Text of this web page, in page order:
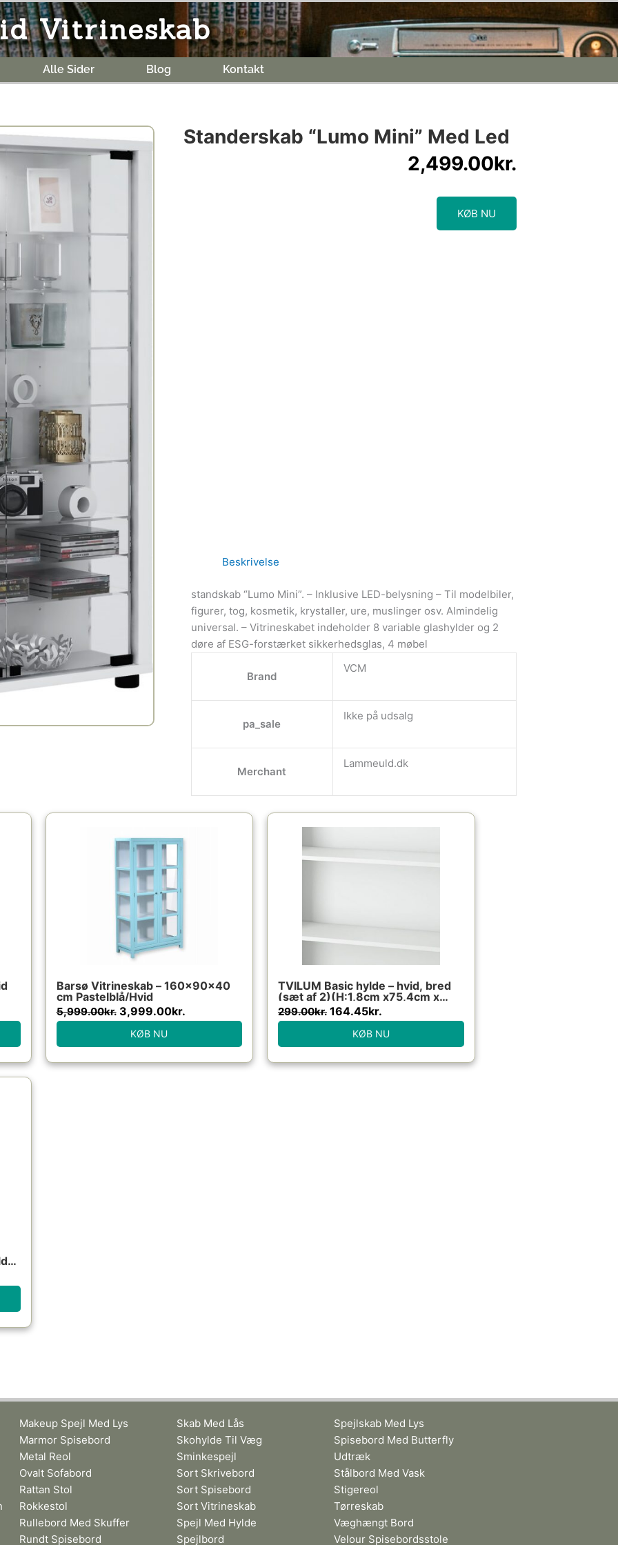
Vitrineskab
Alle Sider Blog Kontakt
Standerskab “Lumo Mini” Med Led
2,499.00kr.
KØB NU
Beskrivelse
standskab “Lumo Mini”. – Inklusive LED-belysning – Til modelbiler,
figurer, tog, kosmetik, krystaller, ure, muslinger osv. Almindelig
universal. – Vitrineskabet indeholder 8 variable glashylder og 2
døre af ESG-forstærket sikkerhedsglas, 4 møbel
Brand
VCM
pa_sale
Ikke på udsalg
Merchant
Lammeuld.dk
Barsø Vitrineskab – 160x90x40
cm Pastelblå/Hvid
5,999.00kr.
pris
5,999.00kr..
3,999.00kr.
KØB NU
TVILUM Basic hylde – hvid, bred
(sæt af 2)(H:1,8cm x75,4cm x
26,45cm)
299.00kr.
var:
164.45kr.
KØB NU
Makeup Spejl Med Lys
Marmor Spisebord
Metal Reol
Ovalt Sofabord
Rattan Stol
Rokkestol
Rullebord Med Skuffer
Rundt Spisebord
Skab Med Lås
Skohylde Til Væg
Sminkespejl
Sort Skrivebord
Sort Spisebord
Sort Vitrineskab
Spejl Med Hylde
Spejlbord
Spejlskab Med Lys
Spisebord Med Butterfly
Udtræk
Stålbord Med Vask
Stigereol
Tørreskab
Væghængt Bord
Velour Spisebordsstole